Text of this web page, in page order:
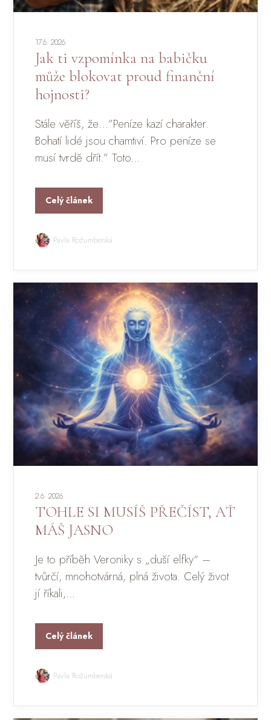
17.6. 2026
Jak ti vzpomínka na babičku
může blokovat proud finanční
hojnosti?
Stále věříš, že…”Peníze kazí charakter.
Bohatí lidé jsou chamtiví. Pro peníze se
musí tvrdě dřít.” Toto...
Celý článek
Pavla Rožumberská
2.6. 2026
TOHLE SI MUSÍŠ PŘEČÍST, AŤ
MÁŠ JASNO
Je to příběh Veroniky s „duší elfky“ –
tvůrčí, mnohotvárná, plná života. Celý život
jí říkali,...
Celý článek
Pavla Rožumberská